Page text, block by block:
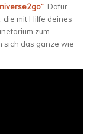
. Dafür
mit Hilfe deines
zum
sich das ganze wie